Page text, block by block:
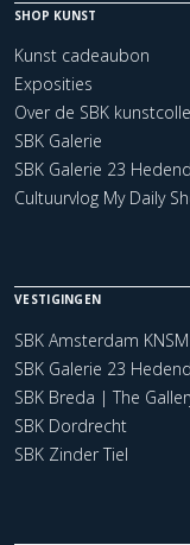
SHOP KUNST
Kunst cadeaubon
Exposities
Over de SBK
SBK Galerie
SBK Galerie 23
Cultuurvlog My Daily
VESTIGINGEN
SBK Amsterdam KNSM
SBK Galerie 23
SBK Breda | The
SBK Dordrecht
SBK Zinder Tiel